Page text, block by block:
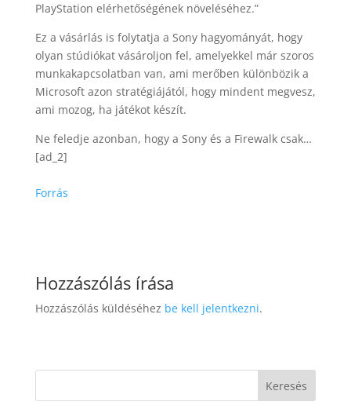
PlayStation elérhetőségének növeléséhez.”
Ez a vásárlás is folytatja a Sony hagyományát, hogy
olyan stúdiókat vásároljon fel, amelyekkel már szoros
munkakapcsolatban van, ami merőben különbözik a
Microsoft azon stratégiájától, hogy mindent megvesz,
ami mozog, ha játékot készít.
Ne feledje azonban, hogy a Sony és a Firewalk csak…
[ad_2]
Forrás
Hozzászólás írása
Hozzászólás küldéséhez be kell jelentkezni.
Keresés